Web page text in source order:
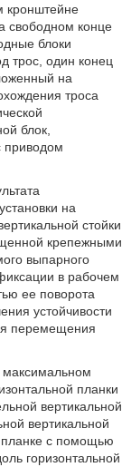
кронштейне
свободном конце
блоки
трос, один конец
на
троса
блок,
приводом
на
стойки
крепежными
выпарного
в рабочем
ее поворота
устойчивости
перемещения
максимальном
планки
вертикальной
вертикальной
планке с помощью
горизонтальной